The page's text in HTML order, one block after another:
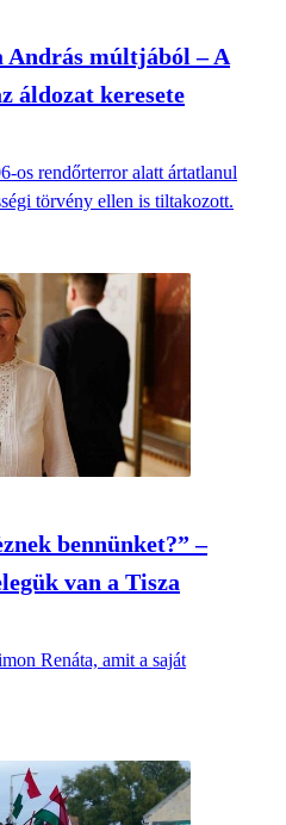
András múltjából – A
áldozat keresete
os rendőrterror alatt ártatlanul
törvény ellen is tiltakozott.
bennünket?” –
van a Tisza
Renáta, amit a saját